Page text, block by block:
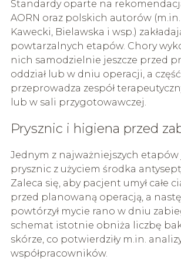
Standardy oparte na
AORN oraz polskich autorów
Kawecki, Bielawska i wsp.)
powtarzalnych etapów. Chory
nich samodzielnie jeszcze przed
oddział lub w dniu operacji, a część
przeprowadza zespół
lub w sali przygotowawczej.
Prysznic i higiena przed
Jednym z najważniejszych
prysznic z użyciem środka
Zaleca się, aby pacjent umył całe
przed planowaną operacją, a
powtórzył mycie rano w dniu
schemat istotnie obniża liczbę
skórze, co potwierdziły m.in.
współpracowników.